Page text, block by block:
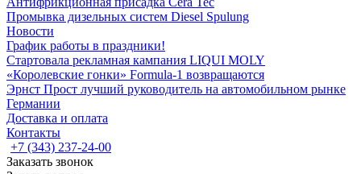
Промывка дизельных систем Diesel Spulung
Новости
График работы в праздники!
Стартовала рекламная кампания LIQUI MOLY
«Королевские гонки» Formula-1 возвращаются
Эрнст Прост лучший руководитель на автомобильном рынке
Германии
Доставка и оплата
Контакты
+7 (343) 237-24-00
Заказать звонок